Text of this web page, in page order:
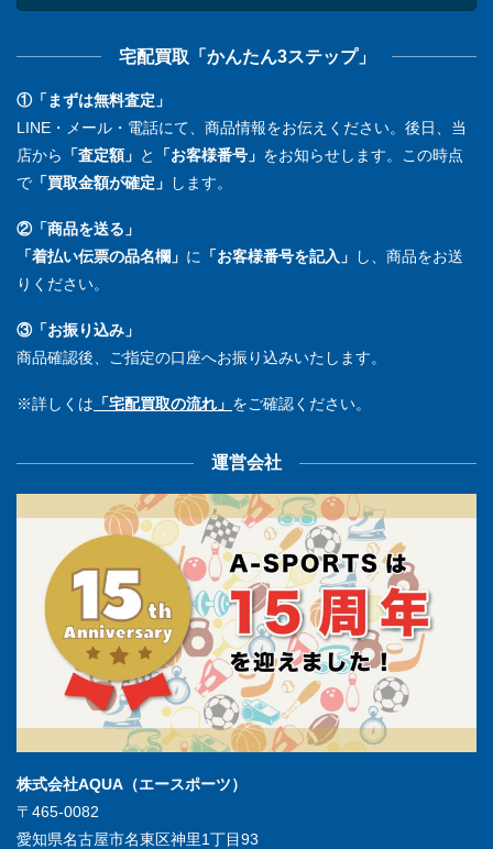
宅配買取「かんたん3ステップ」
①「まずは無料査定」
LINE・メール・電話にて、商品情報をお伝えください。後日、当
店から
「査定額」 と 「お客様番号」 をお知らせします。この時点
で 「買取金額が確定」 します。
②「商品を送る」
「着払い伝票の品名欄」 に 「お客様番号を記入」
し、商品をお送
りください。
③「お振り込み」
商品確認後、ご指定の口座へお振り込みいたします。
※詳しくは 「宅配買取の流れ」 をご確認ください。
運営会社
株式会社AQUA（エースポーツ）
〒465-0082
愛知県名古屋市名東区神里1丁目93